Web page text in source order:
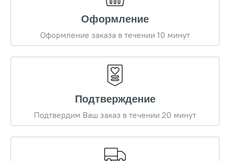
Оформление
Оформление заказа в течении 10 минут
Подтверждение
Подтвердим Ваш заказ в течении 20 минут